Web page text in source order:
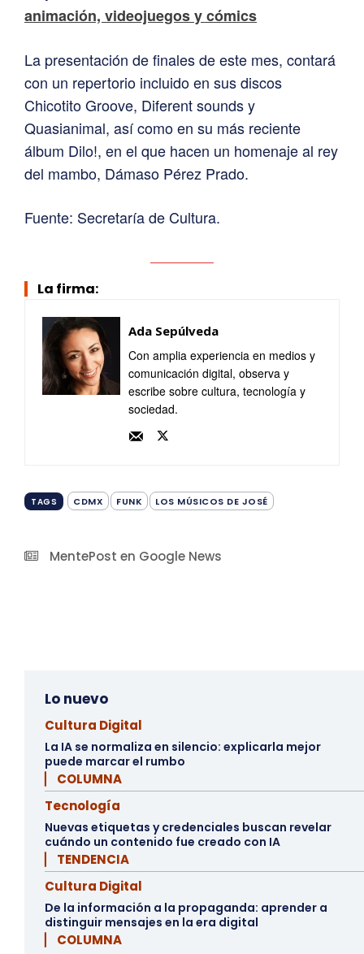
animación, videojuegos y cómics
La presentación de finales de este mes, contará
con un repertorio incluido en sus discos
Chicotito Groove, Diferent sounds y
Quasianimal, así como en su más reciente
álbum Dilo!, en el que hacen un homenaje al rey
del mambo, Dámaso Pérez Prado.
Fuente: Secretaría de Cultura.
La firma:
Ada Sepúlveda
Con amplia experiencia en medios y
comunicación digital, observa y
escribe sobre cultura, tecnología y
sociedad.
TAGS CDMX FUNK LOS MÚSICOS DE JOSÉ
MentePost en Google News
Lo nuevo
Cultura Digital
La IA se normaliza en silencio: explicarla mejor
puede marcar el rumbo
▏ COLUMNA
Tecnología
Nuevas etiquetas y credenciales buscan revelar
cuándo un contenido fue creado con IA
▏ TENDENCIA
Cultura Digital
De la información a la propaganda: aprender a
distinguir mensajes en la era digital
▏ COLUMNA